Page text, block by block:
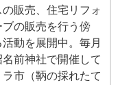
販売、住宅リフォ
の販売を行う傍
動を展開中。毎月
前神社で開催して
市（鞆の採れたて